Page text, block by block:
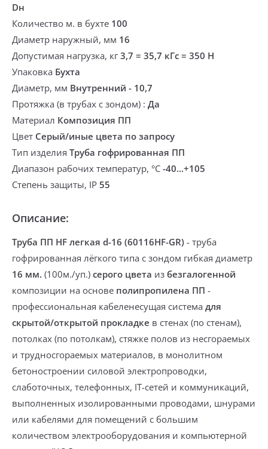
Dн
Количество м. в бухте 100
Диаметр наружный, мм 16
Допустимая нагрузка, кг3,7 = 35,7 кГс = 350 Н
Упаковка Бухта
Диаметр, мм Внутренний - 10,7
Протяжка (в трубах с зондом) : Да
Материал Композиция ПП
Цвет Серый/иные цвета по запросу
Тип изделия Труба гофрированная ПП
Диапазон рабочих температур, °С -40...+105
Степень защиты, IP 55
Описание:
Труба ПП HF легкая d-16 (60116HF-GR) - труба
гофрированная лёгкого типа с зондом гибкая диаметр
16 мм. (100м./уп.) серого цвета из безгалогенной
композиции на основе полипропилена ПП -
профессиональная кабеленесущая система для
скрытой/открытой прокладке в стенах (по стенам),
потолках (по потолкам), стяжке полов из несгораемых
и трудносгораемых материалов, в монолитном
бетоностроении силовой электропроводки,
слаботочных, телефонных, IT-сетей и коммуникаций,
выполненных изолированными проводами, шнурами
или кабелями для помещений с большим
количеством электрооборудования и компьютерной